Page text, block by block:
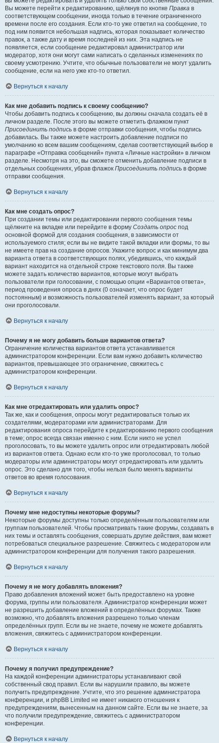
Вы можете перейти к редактированию, щёлкнув по кнопке Правка в
соответствующем сообщении, иногда только в течение ограниченного
времени после его создания. Если кто-то уже ответил на сообщение, то
под ним появится небольшая надпись, которая показывает количество
правок, а также дату и время последней из них. Эта надпись не
появляется, если сообщение редактировал администратор или
модератор, хотя они могут сами написать о сделанных изменениях по
своему усмотрению. Учтите, что обычные пользователи не могут удалить
сообщение, если на него уже кто-то ответил.
Вернуться к началу
Как мне добавить подпись к своему сообщению?
Чтобы добавить подпись к сообщению, вы должны сначала создать её в
личном разделе. После этого вы можете отметить флажком пункт
Присоединить подпись в форме отправки сообщения, чтобы подпись
добавилась. Вы также можете настроить добавление подписи по
умолчанию ко всем вашим сообщениям, сделав соответствующий выбор в
параграфе «Отправка сообщений» пункта «Личные настройки» в личном
разделе. Несмотря на это, вы сможете отменить добавление подписи в
отдельных сообщениях, убрав флажок Присоединить подпись в форме
отправки сообщения.
Вернуться к началу
Как мне создать опрос?
При создании темы или редактировании первого сообщения темы
щёлкните на вкладке или перейдите в форму Создать опрос под
основной формой для создания сообщения, в зависимости от
используемого стиля; если вы не видите такой вкладки или формы, то вы
не имеете прав на создание опросов. Укажите вопрос и как минимум два
варианта ответа в соответствующих полях, убедившись, что каждый
вариант находится на отдельной строке текстового поля. Вы также
можете задать количество вариантов, которые могут выбрать
пользователи при голосовании, с помощью опции «Вариантов ответа»,
период проведения опроса в днях (0 означает, что опрос будет
постоянным) и возможность пользователей изменять вариант, за который
они проголосовали.
Вернуться к началу
Почему я не могу добавить больше вариантов ответа?
Ограничение количества вариантов ответа устанавливается
администратором конференции. Если вам нужно добавить количество
вариантов, превышающее это ограничение, свяжитесь с
администратором конференции.
Вернуться к началу
Как мне отредактировать или удалить опрос?
Так же, как и сообщения, опросы могут редактироваться только их
создателями, модераторами или администраторами. Для
редактирования опроса перейдите к редактированию первого сообщения
в теме; опрос всегда связан именно с ним. Если никто не успел
проголосовать, то вы можете удалить опрос или отредактировать любой
из вариантов ответа. Однако если кто-то уже проголосовал, то только
модераторы или администраторы могут отредактировать или удалить
опрос. Это сделано для того, чтобы нельзя было менять варианты
ответов во время голосования.
Вернуться к началу
Почему мне недоступны некоторые форумы?
Некоторые форумы доступны только определённым пользователям или
группам пользователей. Чтобы просматривать такие форумы, создавать в
них темы и оставлять сообщения, совершать другие действия, вам может
потребоваться специальное разрешение. Свяжитесь с модератором или
администратором конференции для получения такого разрешения.
Вернуться к началу
Почему я не могу добавлять вложения?
Право добавления вложений может быть предоставлено на уровне
форума, группы или пользователя. Администратор конференции может
не разрешить добавление вложений в определённых форумах. Также
возможно, что добавлять вложения разрешено только членам
определённых групп. Если вы не знаете, почему не можете добавлять
вложения, свяжитесь с администратором конференции.
Вернуться к началу
Почему я получил предупреждение?
На каждой конференции администраторы устанавливают свой
собственный свод правил. Если вы нарушили правило, вы можете
получить предупреждение. Учтите, что это решение администратора
конференции, и phpBB Limited не имеет никакого отношения к
предупреждениям, вынесенным на данном сайте. Если вы не знаете, за
что получили предупреждение, свяжитесь с администратором
конференции.
Вернуться к началу